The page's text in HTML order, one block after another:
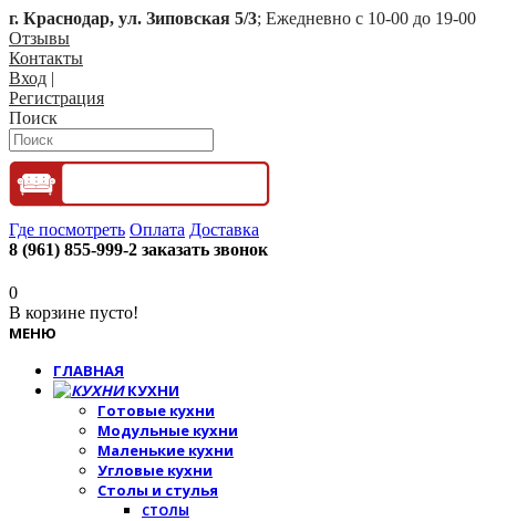
г. Краснодар, ул. Зиповская 5/3; Ежедневно с 10-00 до 19-00
Отзывы
Контакты
Вход |
Регистрация
Поиск
Где посмотреть Оплата Доставка
8 (961) 855-999-2 заказать звонок
0
В корзине пусто!
МЕНЮ
ГЛАВНАЯ
КУХНИ
Готовые кухни
Модульные кухни
Маленькие кухни
Угловые кухни
Столы и стулья
СТОЛЫ